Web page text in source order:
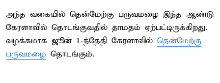
அந்த வகையில் தென்மேற்கு பருவமழை இந்த ஆண்டு
கேரளாவில் தொடங்குவதில் தாமதம் ஏற்பட்டிருக்கிறது.
வழக்கமாக ஜூன் 1-ந்தேதி கேரளாவில் தென்மேற்கு
பருவமழை தொடங்கும்.